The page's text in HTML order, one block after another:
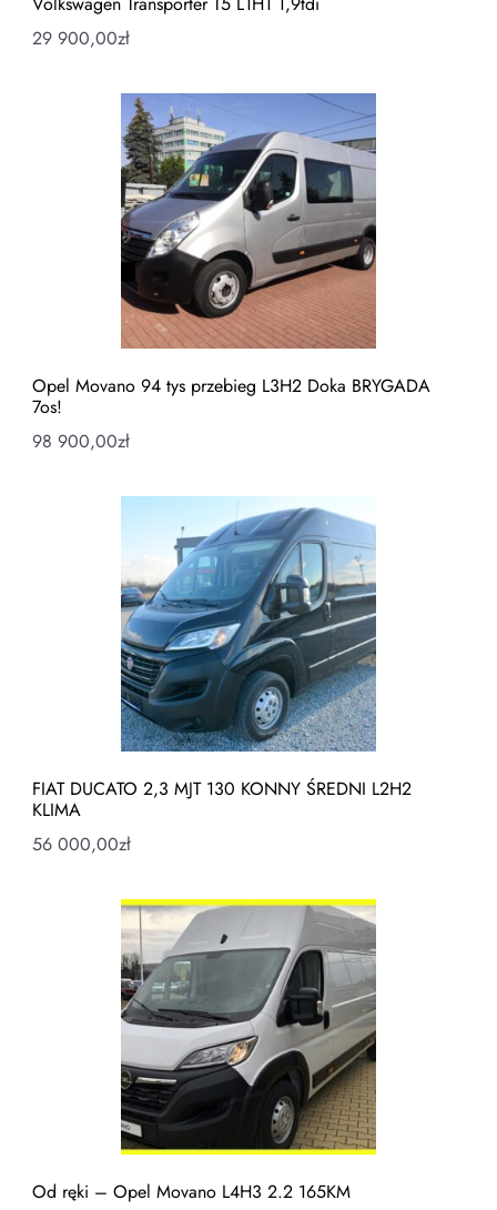
29 900,00zł
Opel Movano 94 tys przebieg L3H2 Doka BRYGADA
7os!
98 900,00zł
FIAT DUCATO 2,3 MJT 130 KONNY ŚREDNI L2H2
KLIMA
56 000,00zł
Od ręki – Opel Movano L4H3 2.2 165KM